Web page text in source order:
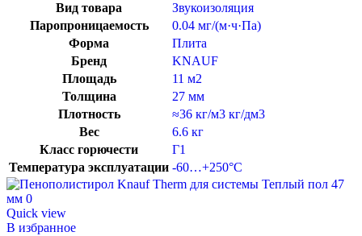
Вид товара
Звукоизоляция
Паропроницаемость
0.04 мг/(м·ч·Па)
Форма
Плита
Бренд
KNAUF
Площадь
11 м2
Толщина
27 мм
Плотность
≈36 кг/м3 кг/дм3
Вес
6.6 кг
Класс горючести
Г1
Температура эксплуатации -60…+250°C
Quick view
В избранное